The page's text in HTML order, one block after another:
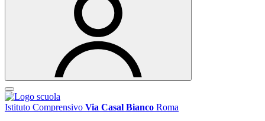
Istituto Comprensivo Via Casal Bianco Roma